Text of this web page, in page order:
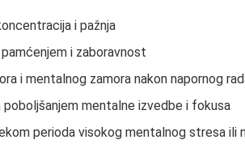
i pažnja
i zaboravnost
i mentalnog zamora nakon napornog
mentalne izvedbe i fokusa
perioda visokog mentalnog stresa ili